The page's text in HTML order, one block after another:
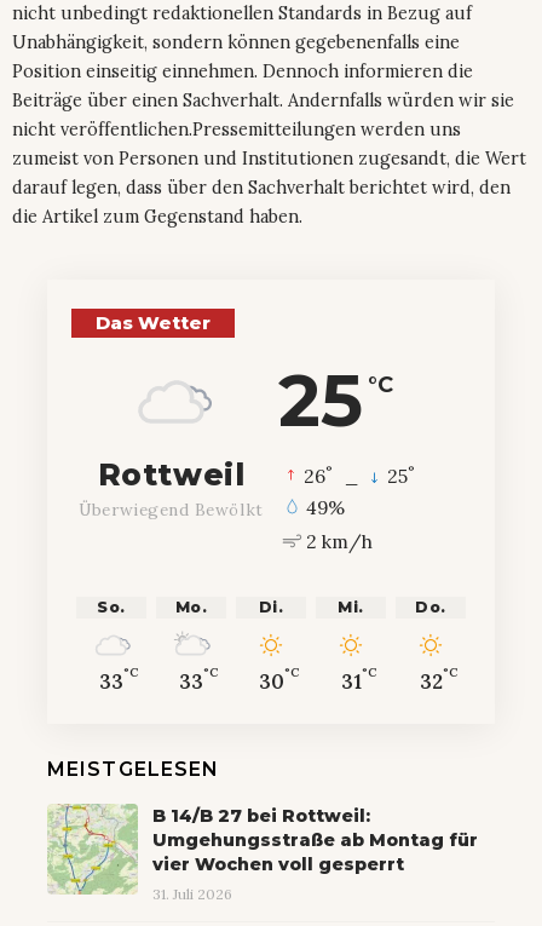
nicht unbedingt redaktionellen Standards in Bezug auf
Unabhängigkeit, sondern können gegebenenfalls eine
Position einseitig einnehmen. Dennoch informieren die
Beiträge über einen Sachverhalt. Andernfalls würden wir sie
nicht veröffentlichen.Pressemitteilungen werden uns
zumeist von Personen und Institutionen zugesandt, die Wert
darauf legen, dass über den Sachverhalt berichtet wird, den
die Artikel zum Gegenstand haben.
Das Wetter
25 °C
Rottweil
Überwiegend Bewölkt
26° 25°
49%
2 km/h
So.
33°C
Mo.
33°C
Di.
30°C
Mi.
31°C
Do.
32°C
MEISTGELESEN
B 14/B 27 bei Rottweil:
Umgehungsstraße ab Montag für
vier Wochen voll gesperrt
31. Juli 2026